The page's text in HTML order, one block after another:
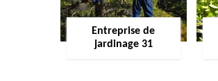
Entreprise de
jardinage 31